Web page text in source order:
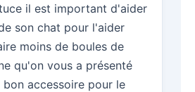
il est important d'aider
son chat pour l'aider
moins de boules de
qu'on vous a présenté
accessoire pour le